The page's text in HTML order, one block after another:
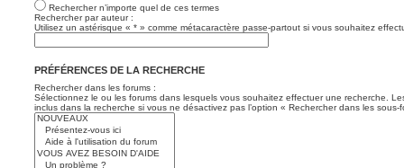
Rechercher n’importe quel de ces termes
Rechercher par auteur :
Utilisez un astérisque « * » comme métacaractère passe-partout si vous souhaitez
PRÉFÉRENCES DE LA RECHERCHE
Rechercher dans les forums :
Sélectionnez le ou les forums dans lesquels vous souhaitez effectuer une recherche.
inclus dans la recherche si vous ne désactivez pas l’option « Rechercher dans les